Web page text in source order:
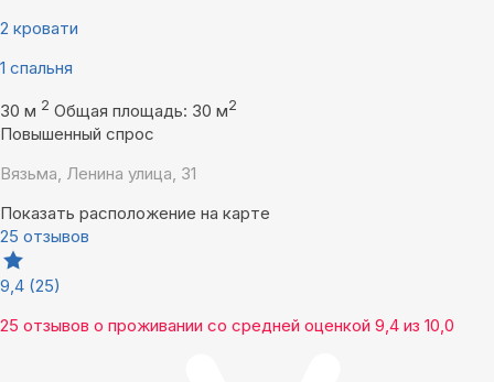
2 кровати
1 спальня
30 м 2 Общая площадь: 30 м2
Повышенный спрос
Вязьма, Ленина улица, 31
Показать расположение на карте
25 отзывов
9,4 (25)
25 отзывов о проживании со средней оценкой 9,4 из 10,0